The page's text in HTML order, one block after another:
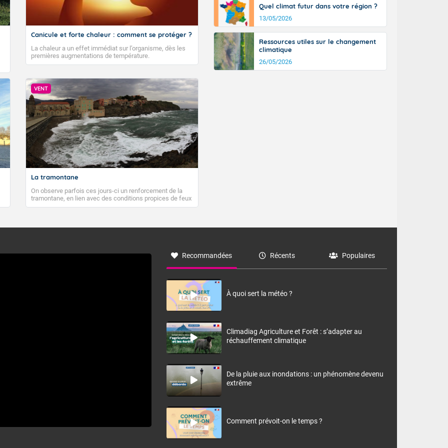
Canicule et forte chaleur : comment se protéger ?
La chaleur a un effet immédiat sur l’organisme, dès les
premières augmentations de température.
VENT
La tramontane
On observe parfois ces jours-ci un renforcement de la
tramontane, en lien avec des conditions propices de feux
de forêt. Mais qu'est-ce que la tramontane ? Quelles sont
à nord-ouest, dans un secteur qui part du Roussillon à la
monts, en allusion aux régions montagneuses d’où
Quel climat futur dans votre région ?
13/05/2026
Ressources utiles sur le changement
climatique
26/05/2026
Recommandées Récents Populaires
À quoi sert la météo ?
Climadiag Agriculture et Forêt : s’adapter au
réchauffement climatique
De la pluie aux inondations : un phénomène devenu
extrême
Comment prévoit-on le temps ?